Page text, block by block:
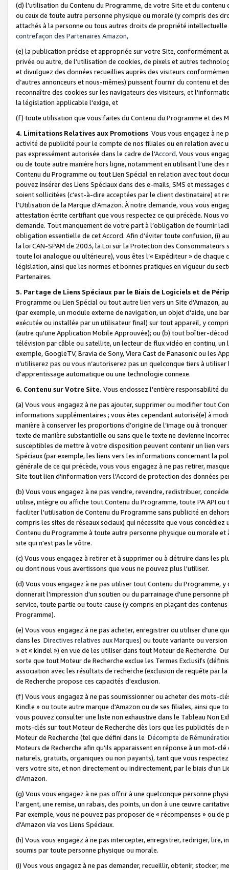
(d) l’utilisation du Contenu du Programme, de votre Site et du
ou ceux de toute autre personne physique ou morale (y compris des
attachés à la personne ou tous autres droits de propriété
contrefaçon des Partenaires Amazon,
(e) la publication précise et appropriée sur votre Site, conformément
privée ou autre, de l’utilisation de cookies, de pixels et autres
et divulguez des données recueillies auprès des visiteurs
d’autres annonceurs et nous-mêmes) puissent fournir du contenu et
reconnaître des cookies sur les navigateurs des visiteurs, et
la législation applicable l'exige, et
(f) toute utilisation que vous faites du Contenu du Programme et des
4. Limitations Relatives aux Promotions Vous vous engagez à ne
activité de publicité pour le compte de nos filiales ou en relation avec
pas expressément autorisée dans le cadre de l’Accord. Vous vous
ou de toute autre manière hors ligne, notamment en utilisant l’une
Contenu du Programme ou tout Lien Spécial en relation avec tout
pouvez insérer des Liens Spéciaux dans des e-mails, SMS et
soient sollicitées (c’est-à-dire acceptées par le client destinataire) et
l’Utilisation de la Marque d’Amazon. À notre demande, vous vous
attestation écrite certifiant que vous respectez ce qui précède. Nous
demande. Tout manquement de votre part à l’obligation de fournir
obligation essentielle de cet Accord. Afin d’éviter toute confusion, (i)
la loi CAN-SPAM de 2003, la Loi sur la Protection des
toute loi analogue ou ultérieure), vous êtes l’« Expéditeur » de
législation, ainsi que les normes et bonnes pratiques en vigueur du
Partenaires.
5. Partage de Liens Spéciaux par le Biais de Logiciels et de
Programme ou Lien Spécial ou tout autre lien vers un Site d'Amazon,
(par exemple, un module externe de navigation, un objet d'aide, une
exécutée ou installée par un utilisateur final) sur tout appareil, y
(autre qu'une Application Mobile Approuvée); ou (b) tout boîtier-
télévision par câble ou satellite, un lecteur de flux vidéo en continu,
exemple, GoogleTV, Bravia de Sony, Viera Cast de Panasonic ou les
n’utiliserez pas ou vous n’autoriserez pas un quelconque tiers à
d'apprentissage automatique ou une technologie connexe.
6. Contenu sur Votre Site. Vous endossez l'entière responsabilité
(a) Vous vous engagez à ne pas ajouter, supprimer ou modifier tout
informations supplémentaires ; vous êtes cependant autorisé(e) à
manière à conserver les proportions d’origine de l’image ou à
texte de manière substantielle ou sans que le texte ne devienne
susceptibles de mettre à votre disposition peuvent contenir un lien
Spéciaux (par exemple, les liens vers les informations concernant la
générale de ce qui précède, vous vous engagez à ne pas retirer,
Site tout lien d'information vers l'Accord de protection des données
(b) Vous vous engagez à ne pas vendre, revendre, redistribuer,
utilise, intègre ou affiche tout Contenu du Programme, toute PA API
faciliter l'utilisation de Contenu du Programme sans publicité en
compris les sites de réseaux sociaux) qui nécessite que vous
Contenu du Programme à toute autre personne physique ou morale
site qui n'est pas le vôtre.
(c) Vous vous engagez à retirer et à supprimer ou à détruire dans les
ou dont nous vous avertissons que vous ne pouvez plus l'utiliser.
(d) Vous vous engagez à ne pas utiliser tout Contenu du Programme,
donnerait l'impression d'un soutien ou du parrainage d'une personne
service, toute partie ou toute cause (y compris en plaçant des
Programme).
(e) Vous vous engagez à ne pas acheter, enregistrer ou utiliser d’une
dans les Directives relatives aux Marques) ou toute variante ou
» et « kindel ») en vue de les utiliser dans tout Moteur de Recherche.
sorte que tout Moteur de Recherche exclue les Termes Exclusifs
association avec les résultats de recherche (exclusion de requête
de Recherche propose ces capacités d'exclusion.
(f) Vous vous engagez à ne pas soumissionner ou acheter des mots-
Kindle » ou toute autre marque d'Amazon ou de ses filiales, ainsi que
vous pouvez consulter une liste non exhaustive dans le Tableau Non
mots-clés sur tout Moteur de Recherche dès lors que les publicités de
Moteur de Recherche (tel que défini dans le Décompte de
Moteurs de Recherche afin qu'ils apparaissent en réponse à un mot-
naturels, gratuits, organiques ou non payants), tant que vous
vers votre site, et non directement ou indirectement, par le biais d'un
d'Amazon.
(g) Vous vous engagez à ne pas offrir à une quelconque personne
l'argent, une remise, un rabais, des points, un don à une œuvre
Par exemple, vous ne pouvez pas proposer de « récompenses » ou
d'Amazon via vos Liens Spéciaux.
(h) Vous vous engagez à ne pas intercepter, enregistrer, rediriger,
soumis par toute personne physique ou morale.
(i) Vous vous engagez à ne pas demander, recueillir, obtenir, stocker,